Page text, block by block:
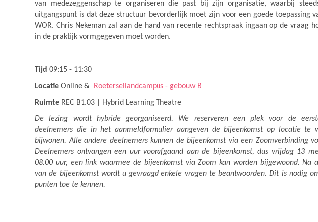
van medezeggenschap te organiseren die past bij zijn organisatie, waarbij
uitgangspunt is dat deze structuur bevorderlijk moet zijn voor een goede toepassing
WOR. Chris Nekeman zal aan de hand van recente rechtspraak ingaan op de vraag
in de praktijk vormgegeven moet worden.
Tijd09:15 - 11:30
LocatieOnline & Roeterseilandcampus - gebouw B
Ruimte REC B1.03 | Hybrid Learning Theatre
De lezing wordt hybride georganiseerd. We reserveren een plek voor de
deelnemers die in het aanmeldformulier aangeven de bijeenkomst op locatie te
bijwonen. Alle andere deelnemers kunnen de bijeenkomst via een Zoomverbinding
Deelnemers ontvangen een uur voorafgaand aan de bijeenkomst, dus vrijdag 13
08.00 uur, een link waarmee de bijeenkomst via Zoom kan worden bijgewoond. Na
van de bijeenkomst wordt u gevraagd enkele vragen te beantwoorden. Dit is nodig
punten toe te kennen.